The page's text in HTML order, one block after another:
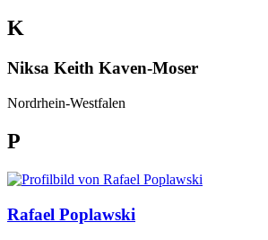
K
Niksa Keith Kaven-Moser
Nordrhein-Westfalen
P
Rafael Poplawski